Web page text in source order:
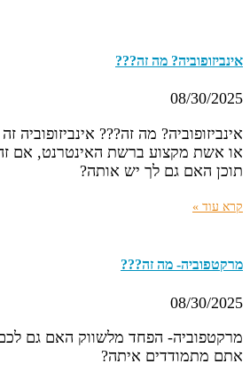
אינביזופוביה? מה זה???
08/30/2025
אינביזופוביה? מה זה???
או אשת מקצוע ברשת האינטרנט, אם זה
תוכן האם גם לך יש אותה?
קרא עוד »
מרקטפוביה- מה זה???
08/30/2025
מרקטפוביה- הפחד מלשווק האם גם
אתם מתמודדים איתה?